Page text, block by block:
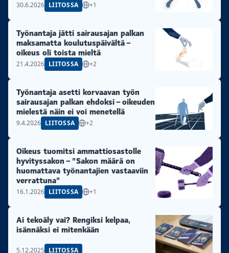
30.6.2026 LIITOSSA +1
Työnantaja jätti sairausajan palkan
maksamatta koulutuspäivältä –
oikeus oli toista mieltä
21.4.2026 LIITOSSA +2
Työnantaja asetti korvaavan työn
sairausajan palkan ehdoksi – oikeuden
mielestä näin ei voi menetellä
9.4.2026 LIITOSSA +2
Oikeus tuomitsi ammattiosastolle
hyvityssakon – ”Sakon määrä on
huomattava työnantajien vastaaviin
verrattuna”
16.1.2026 LIITOSSA +1
Ai tekoäly vai? Rengiksi kelpaa,
isännäksi ei mitenkään
5.12.2025 LIITOSSA